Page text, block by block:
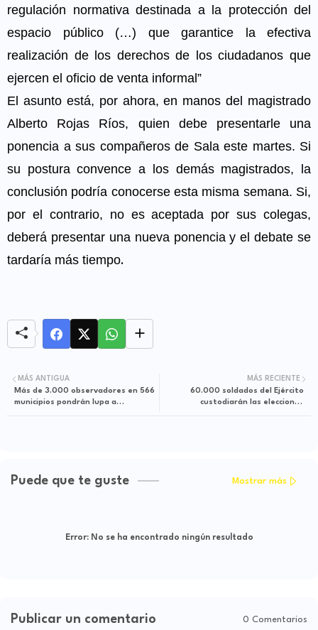
regulación normativa destinada a la protección del
espacio público (…) que garantice la efectiva
realización de los derechos de los ciudadanos que
ejercen el oficio de venta informal”
El asunto está, por ahora, en manos del magistrado
Alberto Rojas Ríos, quien debe presentarle una
ponencia a sus compañeros de Sala este martes. Si
su postura convence a los demás magistrados, la
conclusión podría conocerse esta misma semana. Si,
por el contrario, no es aceptada por sus colegas,
deberá presentar una nueva ponencia y el debate se
tardaría más tiempo.
MÁS RECIENTE
60.000 soldados del Ejército
custodiarán las elecciones
MÁS ANTIGUA
Más de 3.000 observadores en 566
municipios pondrán lupa a
Puede que te guste Mostrar más
Error:No se ha encontrado ningún resultado
Publicar un comentario 0 Comentarios